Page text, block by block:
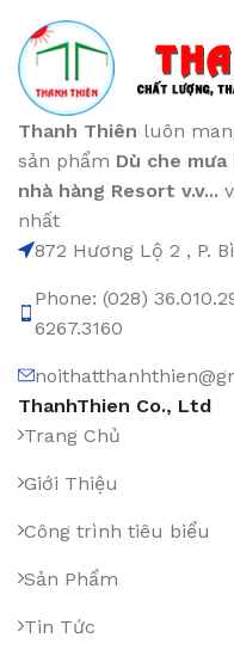
Thanh Thiên luôn
sản phẩm Dù che
nhà hàng Resort v.v...
nhất
872 Hương Lộ 2 , P.
Phone: (028)
6267.3160
ThanhThien Co., Ltd
Trang Chủ
Giới Thiệu
Công trình tiêu biểu
Sản Phẩm
Tin Tức